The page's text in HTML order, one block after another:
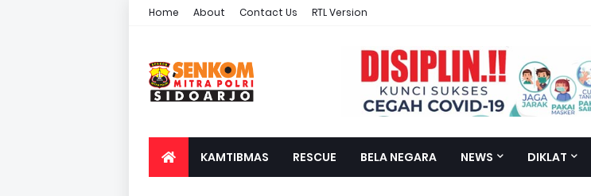
Home About Contact Us RTL Version
KAMTIBMAS RESCUE BELA NEGARA NEWS DIKLAT